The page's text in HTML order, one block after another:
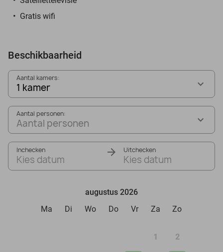
Gratis wifi
Beschikbaarheid
Aantal kamers:
1 kamer
Aantal personen:
Aantal personen
Inchecken
Kies datum
Uitchecken
Kies datum
augustus 2026
Ma
Di Wo Do Vr Za Zo
1 2